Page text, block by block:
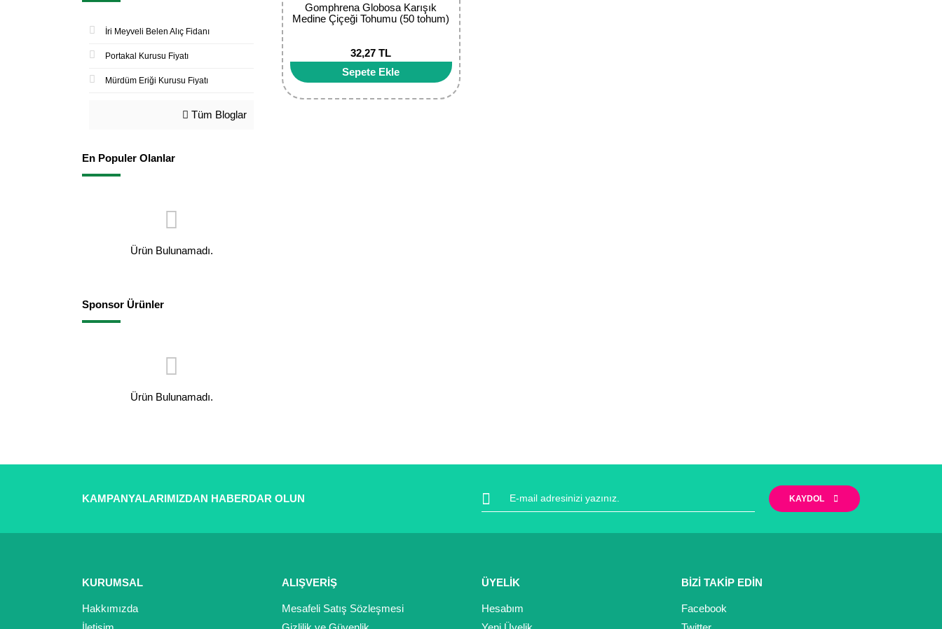
İri Meyveli Belen Alıç Fidanı
Portakal Kurusu Fiyatı
Mürdüm Eriği Kurusu Fiyatı
Tüm Bloglar
En Populer Olanlar
Ürün Bulunamadı.
Sponsor Ürünler
Ürün Bulunamadı.
Gomphrena Globosa Karışık
Medine Çiçeği Tohumu (50 tohum)
32,27 TL
Sepete Ekle
KAMPANYALARIMIZDAN HABERDAR OLUN KAYDOL
KURUMSAL
Hakkımızda
ALIŞVERİŞ
Mesafeli Satış Sözleşmesi
ÜYELİK
Hesabım
BİZİ TAKİP EDİN
Facebook